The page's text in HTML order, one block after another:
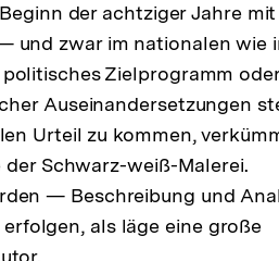
der achtziger Jahre mit
und zwar im nationalen wie
Zielprogramm oder
Auseinandersetzungen
Urteil zu kommen,
Schwarz-weiß-Malerei.
— Beschreibung und
als läge eine große